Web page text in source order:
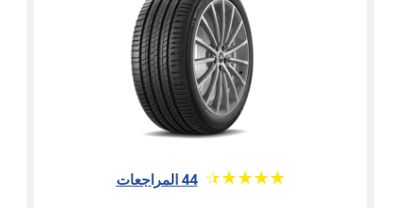
★★★★★
☆☆☆☆☆ 44 المراجعات